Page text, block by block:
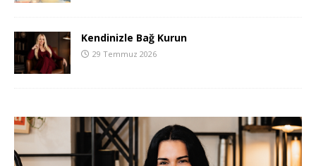
Kendinizle Bağ Kurun
29 Temmuz 2026